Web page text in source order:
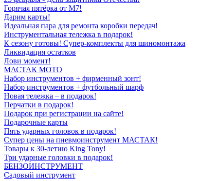
Горячая пятёрка от M7!
Дарим карты!
Идеальная пара для ремонта коробки передач!
Инструментальная тележка в подарок!
К сезону готовы! Супер-комплекты для шиномонтажа
Ликвидация остатков
Лови момент!
МАСТАК МОТО
Набор инструментов + фирменный зонт!
Набор инструментов + футбольный шарф
Новая тележка – в подарок!
Перчатки в подарок!
Подарок при регистрации на сайте!
Подарочные карты
Пять ударных головок в подарок!
Супер цены на пневмоинструмент МАСТАК!
Товары к 30-летию King Tony!
Три ударные головки в подарок!
БЕНЗОИНСТРУМЕНТ
Садовый инструмент